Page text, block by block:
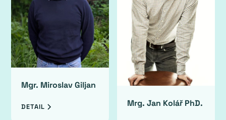
Mgr. Miroslav Giljan
DETAIL Mrg. Jan Kolář PhD.